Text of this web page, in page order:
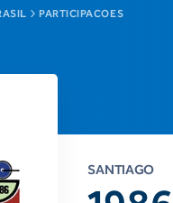
PARTICIPACOES
SANTIAGO